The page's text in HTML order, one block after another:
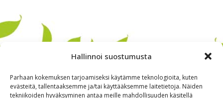
Hallinnoi suostumusta
Parhaan kokemuksen tarjoamiseksi käytämme teknologioita, kuten
evästeitä, tallentaaksemme ja/tai käyttääksemme laitetietoja. Näiden
tekniikoiden hyväksyminen antaa meille mahdollisuuden käsitellä